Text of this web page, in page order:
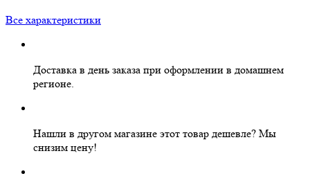
Все характеристики
Доставка в день заказа при оформлении в домашнем
регионе.
Нашли в другом магазине этот товар дешевле? Мы
снизим цену!